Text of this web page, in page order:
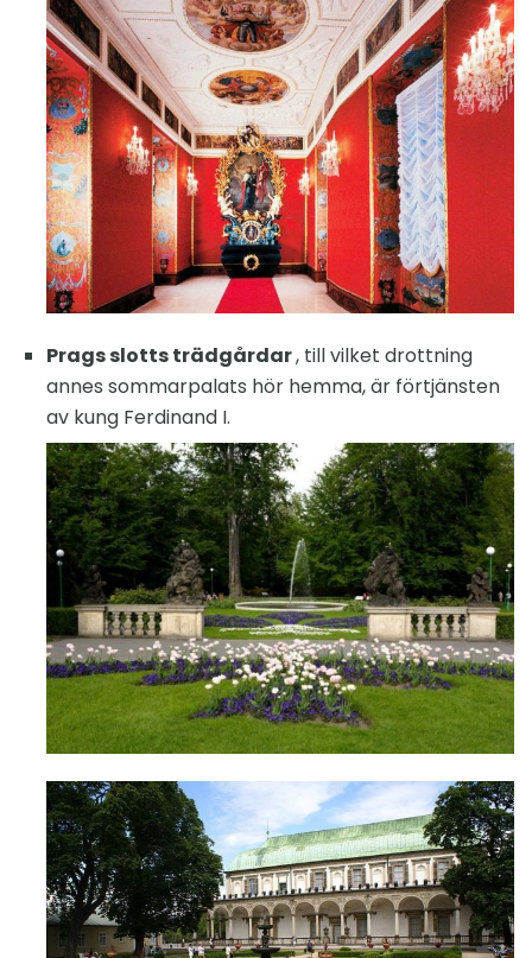
Prags slotts trädgårdar, till vilket drottning
annes sommarpalats hör hemma, är förtjänsten
av kung Ferdinand I.